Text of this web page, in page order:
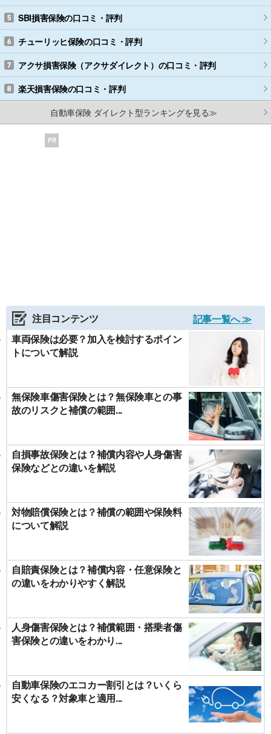
SBI損害保険の口コミ・評判
チューリッヒ保険の口コミ・評判
アクサ損害保険（アクサダイレクト） の口コミ・評判
楽天損害保険の口コミ・評判
自動車保険 ダイレクト型ランキングを見る≫
PR
注目コンテンツ
記事一覧へ ≫
車両保険は必要？加入を検討するポイン
トについて解説
無保険車傷害保険とは？無保険車との事
故のリスクと補償の範囲...
自損事故保険とは？補償内容や人身傷害
保険などとの違いを解説
対物賠償保険とは？補償の範囲や保険料
について解説
自賠責保険とは？補償内容・任意保険と
の違いをわかりやすく解説
人身傷害保険とは？補償範囲・搭乗者傷
害保険との違いをわかり...
自動車保険のエコカー割引とは？いくら
安くなる？対象車と適用...